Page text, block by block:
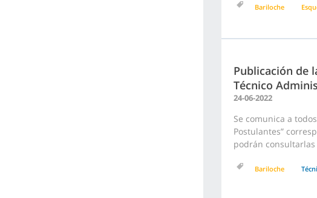
Bariloche
Publicación de
Técnico
24-06-2022
Se comunica a
Postulantes”
podrán
Bariloche